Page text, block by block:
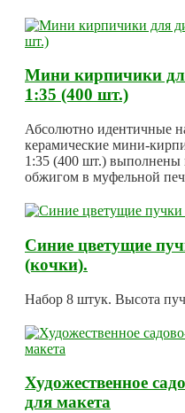
Мини кирпичики
1:35 (400 шт.)
Абсолютно идентичные
керамические мини-
1:35 (400 шт.)
обжигом в муфельной
Синие цветущие
(кочки).
Набор 8 штук. Высота
Художественное
для макета